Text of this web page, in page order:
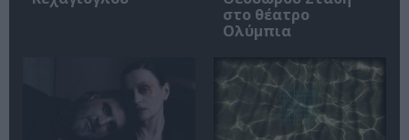
στο θέατρο
Ολύμπια